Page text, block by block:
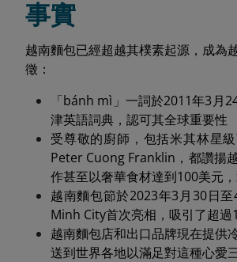
事實
越南麵包已經超越其樸素起源，成為
徵：
「bánh mì」一詞於2011年3月
津英語詞典，認可其全球重要性
受尊敬的廚師，包括米其林星
Peter Cuong Franklin，都讚揚
作甚至以奢華食材達到100美元
越南麵包節於2023年3月30日
Minh City首次亮相，吸引了超過
越南麵包店和出口品牌現在提供
送到世界各地以滿足對這種心愛